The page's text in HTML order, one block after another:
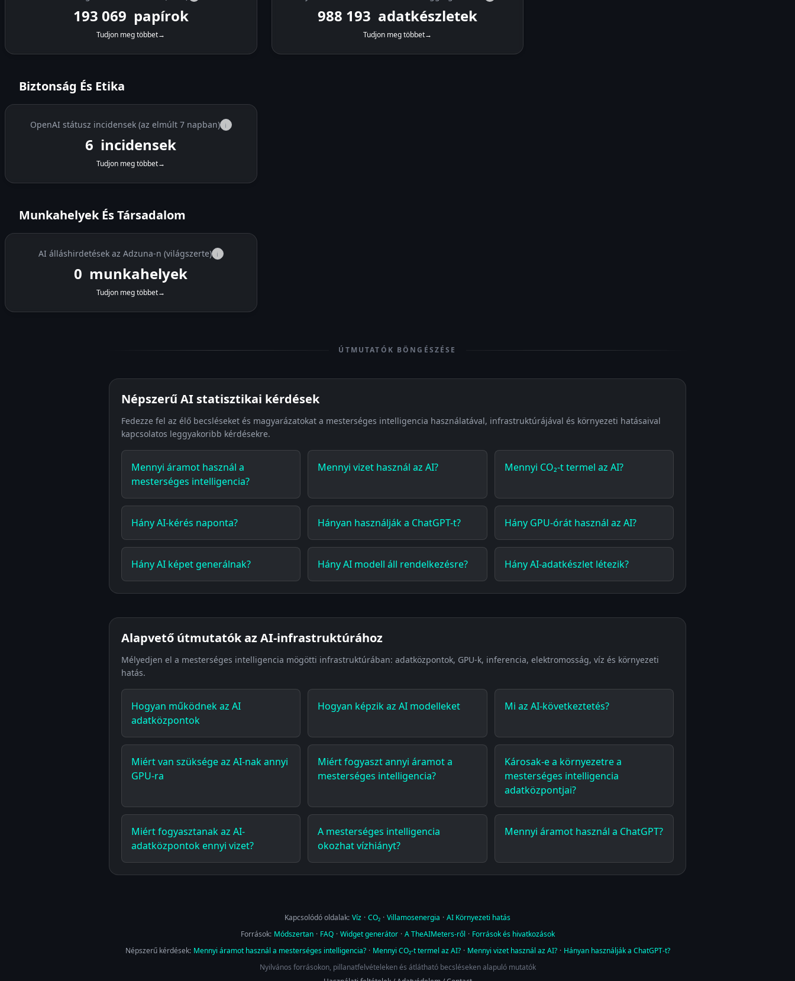
193 069 papírok
Tudjon meg többet→
988 193 adatkészletek
Tudjon meg többet→
Biztonság És Etika
OpenAI státusz incidensek (az elmúlt 7 napban) i
6 incidensek
Tudjon meg többet→
Munkahelyek És Társadalom
AI álláshirdetések az Adzuna-n (világszerte) i
0 munkahelyek
Tudjon meg többet→
ÚTMUTATÓK BÖNGÉSZÉSE
Népszerű AI statisztikai kérdések
Fedezze fel az élő becsléseket és magyarázatokat a mesterséges intelligencia használatával, infrastruktúrájával és környezeti hatásaival
kapcsolatos leggyakoribb kérdésekre.
Mennyi áramot használ a
mesterséges intelligencia?
Mennyi vizet használ az AI? Mennyi CO₂-t termel az AI?
Hány AI-kérés naponta? Hányan használják a ChatGPT-t? Hány GPU-órát használ az AI?
Hány AI képet generálnak? Hány AI modell áll rendelkezésre? Hány AI-adatkészlet létezik?
Alapvető útmutatók az AI-infrastruktúrához
Mélyedjen el a mesterséges intelligencia mögötti infrastruktúrában: adatközpontok, GPU-k, inferencia, elektromosság, víz és környezeti
hatás.
Hogyan működnek az AI
adatközpontok
Hogyan képzik az AI modelleket Mi az AI-következtetés?
Miért van szüksége az AI-nak annyi
GPU-ra
Miért fogyaszt annyi áramot a
mesterséges intelligencia?
Károsak-e a környezetre a
mesterséges intelligencia
adatközpontjai?
Miért fogyasztanak az AI-
adatközpontok ennyi vizet?
A mesterséges intelligencia
okozhat vízhiányt?
Mennyi áramot használ a ChatGPT?
Kapcsolódó oldalak: Víz · CO₂ · Villamosenergia · AI Környezeti hatás
Források: Módszertan · FAQ · Widget generátor · A TheAIMeters-ről · Források és hivatkozások
Népszerű kérdések: Mennyi áramot használ a mesterséges intelligencia? · Mennyi CO₂-t termel az AI? · Mennyi vizet használ az AI? · Hányan használják a ChatGPT-t?
Nyilvános forrásokon, pillanatfelvételeken és átlátható becsléseken alapuló mutatók